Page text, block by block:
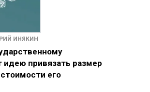
ИНЯКИН
идею привязать размер
его